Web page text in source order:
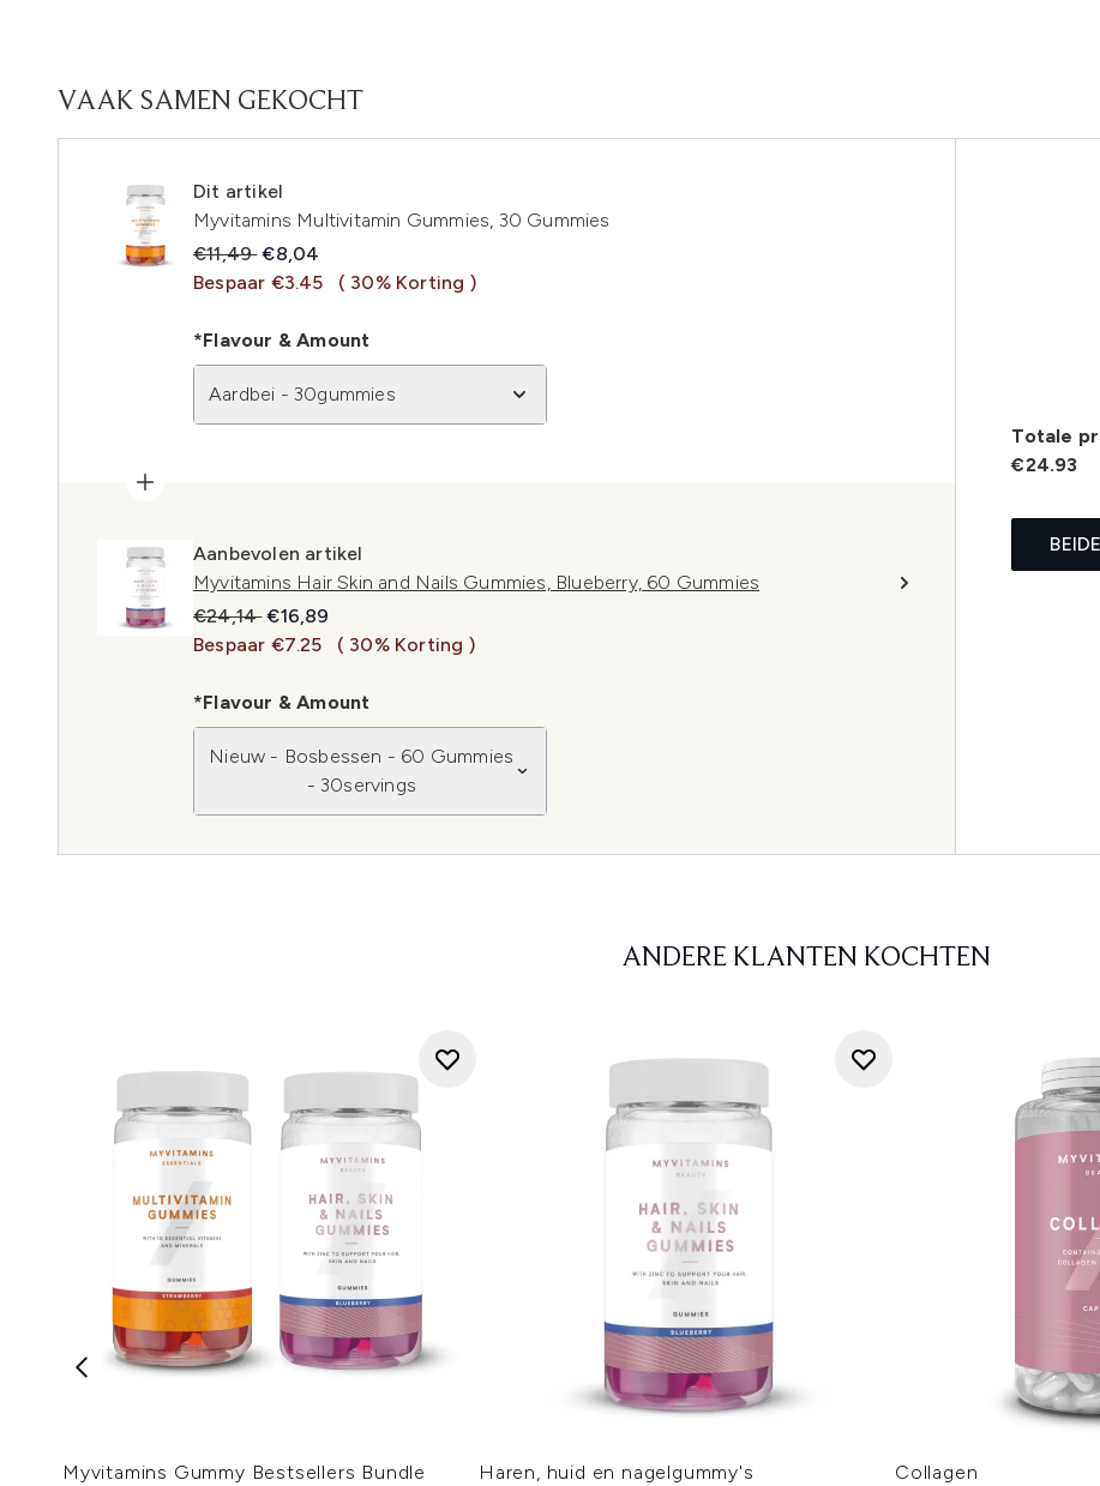
VAAK SAMEN GEKOCHT
Dit artikel
Myvitamins Multivitamin Gummies, 30 Gummies
Recommended Retail Price:
€11,49Huidige prijs:
€8,04
Bespaar €3.45
( 30% Korting )
*Flavour & Amount
Aardbei - 30gummies
Aanbevolen artikel
Myvitamins Hair Skin and Nails Gummies, Blueberry, 60 Gummies
Recommended Retail Price:
€24,14Huidige prijs:
€16,89
Bespaar €7.25
( 30% Korting )
*Flavour & Amount
Nieuw - Bosbessen - 60 Gummies
- 30servings
Totale
€24.93
ANDERE KLANTEN KOCHTEN
Myvitamins Gummy Bestsellers Bundle Haren, huid en nagelgummy's Collagen